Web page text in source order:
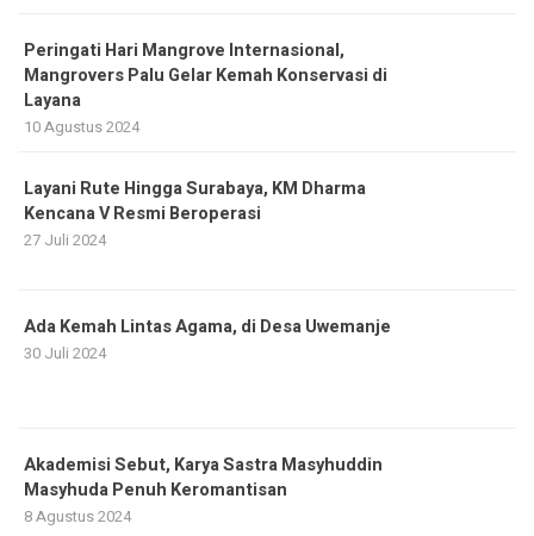
Peringati Hari Mangrove Internasional,
Mangrovers Palu Gelar Kemah Konservasi di
Layana
10 Agustus 2024
Layani Rute Hingga Surabaya, KM Dharma
Kencana V Resmi Beroperasi
27 Juli 2024
Ada Kemah Lintas Agama, di Desa Uwemanje
30 Juli 2024
Akademisi Sebut, Karya Sastra Masyhuddin
Masyhuda Penuh Keromantisan
8 Agustus 2024